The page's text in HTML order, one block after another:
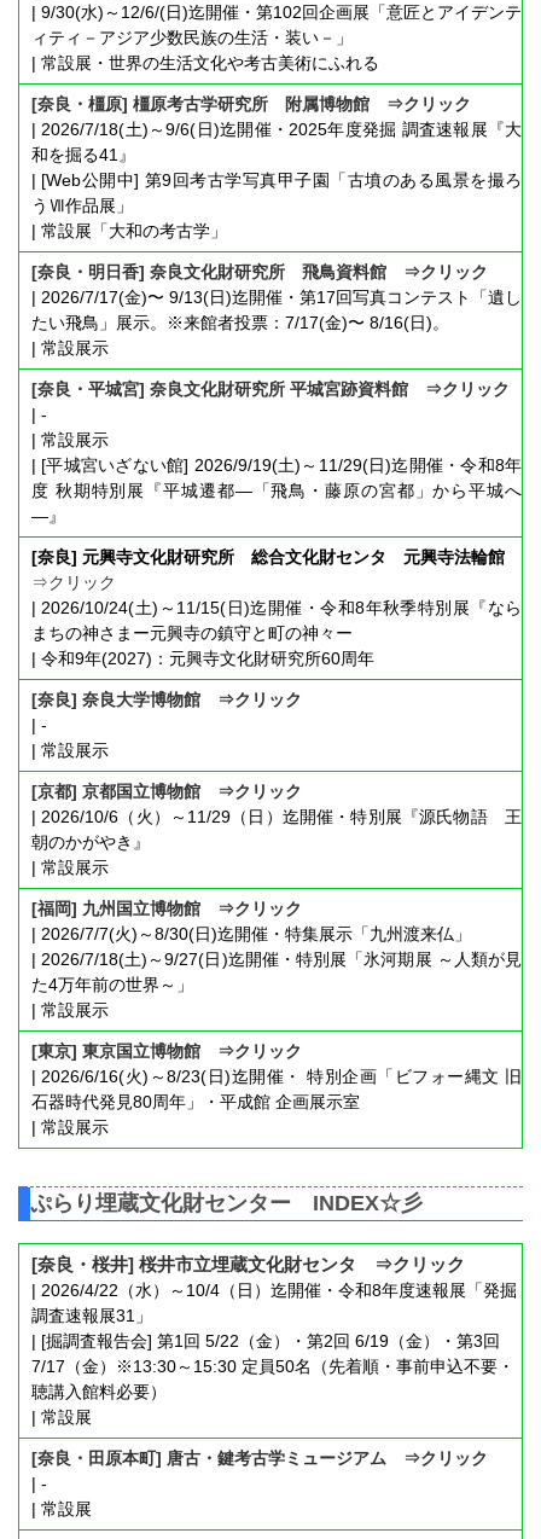
| 9/30(水)～12/6/(日)迄開催・第102回企画展「意匠とアイデンテ
ィティ－アジア少数民族の生活・装い－」
| 常設展・世界の生活文化や考古美術にふれる
[奈良・橿原] 橿原考古学研究所 附属博物館 ⇒クリック
| 2026/7/18(土)～9/6(日)迄開催・2025年度発掘 調査速報展『大
和を掘る41』
| [Web公開中] 第9回考古学写真甲子園「古墳のある風景を撮ろ
うⅦ作品展」
| 常設展「大和の考古学」
[奈良・明日香] 奈良文化財研究所 飛鳥資料館 ⇒クリック
| 2026/7/17(金)〜 9/13(日)迄開催・第17回写真コンテスト「遺し
たい飛鳥」展示。※来館者投票：7/17(金)〜 8/16(日)。
| 常設展示
[奈良・平城宮] 奈良文化財研究所 平城宮跡資料館 ⇒クリック
| -
| 常設展示
| [平城宮いざない館] 2026/9/19(土)～11/29(日)迄開催・令和8年
度 秋期特別展『平城遷都―「飛鳥・藤原の宮都」から平城へ
―』
[奈良] 元興寺文化財研究所 総合文化財センタ 元興寺法輪館
⇒クリック
| 2026/10/24(土)～11/15(日)迄開催・令和8年秋季特別展『なら
まちの神さまー元興寺の鎮守と町の神々ー
| 令和9年(2027)：元興寺文化財研究所60周年
[奈良] 奈良大学博物館 ⇒クリック
| -
| 常設展示
[京都] 京都国立博物館 ⇒クリック
| 2026/10/6（火）～11/29（日）迄開催・特別展『源氏物語 王
朝のかがやき』
| 常設展示
[福岡] 九州国立博物館 ⇒クリック
| 2026/7/7(火)～8/30(日)迄開催・特集展示「九州渡来仏」
| 2026/7/18(土)～9/27(日)迄開催・特別展「氷河期展 ～人類が見
た4万年前の世界～」
| 常設展示
[東京] 東京国立博物館 ⇒クリック
| 2026/6/16(火)～8/23(日)迄開催・ 特別企画「ビフォー縄文 旧
石器時代発見80周年」・平成館 企画展示室
| 常設展示
ぷらり埋蔵文化財センター INDEX☆彡
[奈良・桜井] 桜井市立埋蔵文化財センタ ⇒クリック
| 2026/4/22（水）～10/4（日）迄開催・令和8年度速報展「発掘
調査速報展31」
| [掘調査報告会] 第1回 5/22（金）・第2回 6/19（金）・第3回
7/17（金）※13:30～15:30 定員50名（先着順・事前申込不要・
聴講入館料必要）
| 常設展
[奈良・田原本町] 唐古・鍵考古学ミュージアム ⇒クリック
| -
| 常設展